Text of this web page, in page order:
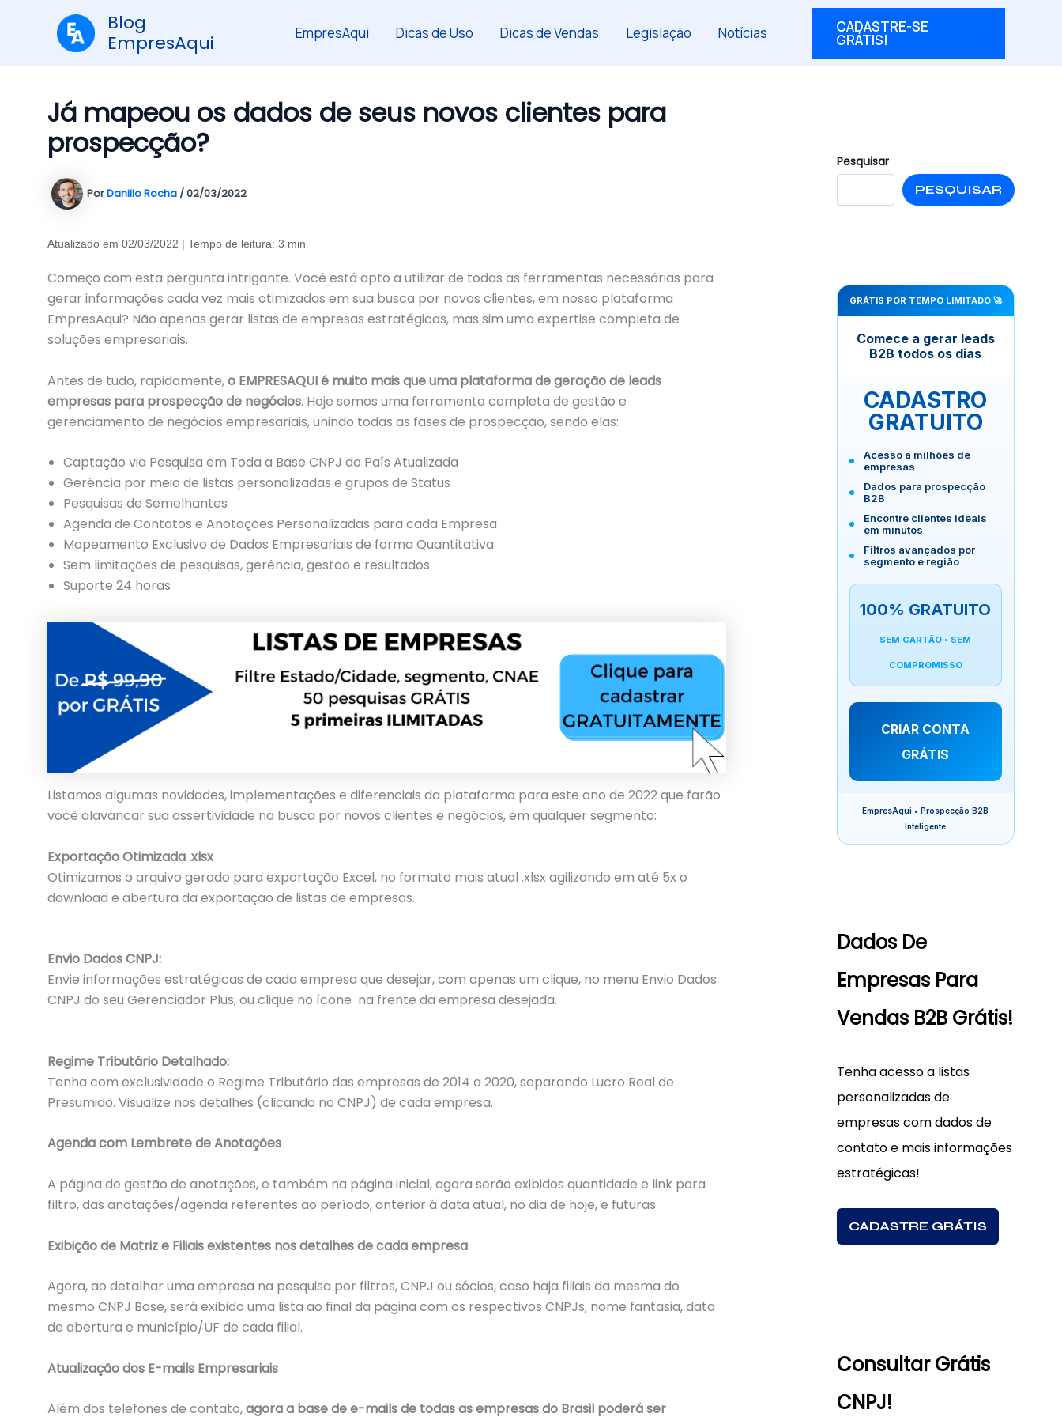
Blog
EmpresAqui
EmpresAqui Dicas de Uso Dicas de Vendas Legislação Notícias CADASTRE-SE
GRÁTIS!
Já mapeou os dados de seus novos clientes para
prospecção?
PorDanillo Rocha /02/03/2022
Atualizado em 02/03/2022 | Tempo de leitura: 3 min
Começo com esta pergunta intrigante. Você está apto a utilizar de todas as ferramentas necessárias para
gerar informações cada vez mais otimizadas em sua busca por novos clientes, em nosso plataforma
EmpresAqui? Não apenas gerar listas de empresas estratégicas, mas sim uma expertise completa de
soluções empresariais.
Antes de tudo, rapidamente,o EMPRESAQUI é muito mais que uma plataforma de geração de leads
empresas para prospecção de negócios. Hoje somos uma ferramenta completa de gestão e
gerenciamento de negócios empresariais, unindo todas as fases de prospecção, sendo elas:
Captação via Pesquisa em Toda a Base CNPJ do País Atualizada
Gerência por meio de listas personalizadas e grupos de Status
Pesquisas de Semelhantes
Agenda de Contatos e Anotações Personalizadas para cada Empresa
Mapeamento Exclusivo de Dados Empresariais de forma Quantitativa
Sem limitações de pesquisas, gerência, gestão e resultados
Suporte 24 horas
Listamos algumas novidades, implementações e diferenciais da plataforma para este ano de 2022 que farão
você alavancar sua assertividade na busca por novos clientes e negócios, em qualquer segmento:
Exportação Otimizada .xlsx
Otimizamos o arquivo gerado para exportação Excel, no formato mais atual .xlsx agilizando em até 5x o
download e abertura da exportação de listas de empresas.
Envio Dados CNPJ:
Envie informações estratégicas de cada empresa que desejar, com apenas um clique, no menu Envio Dados
CNPJ do seu Gerenciador Plus, ou clique no ícone na frente da empresa desejada.
Regime Tributário Detalhado:
Tenha com exclusividade o Regime Tributário das empresas de 2014 a 2020, separando Lucro Real de
Presumido. Visualize nos detalhes (clicando no CNPJ) de cada empresa.
Agenda com Lembrete de Anotações
A página de gestão de anotações, e também na página inicial, agora serão exibidos quantidade e link para
filtro, das anotações/agenda referentes ao período, anterior á data atual, no dia de hoje, e futuras.
Exibição de Matriz e Filiais existentes nos detalhes de cada empresa
Agora, ao detalhar uma empresa na pesquisa por filtros, CNPJ ou sócios, caso haja filiais da mesma do
mesmo CNPJ Base, será exibido uma lista ao final da página com os respectivos CNPJs, nome fantasia, data
de abertura e município/UF de cada filial.
Atualização dos E-mails Empresariais
Além dos telefones de contato,agora a base de e-mails de todas as empresas do Brasil poderá ser
Pesquisar
PESQUISAR
GRÁTIS POR TEMPO LIMITADO 🚀
Comece a gerar leads
B2B todos os dias
CADASTRO
GRATUITO
Acesso a milhões de
empresas
Dados para prospecção
B2B
Encontre clientes ideais
em minutos
Filtros avançados por
segmento e região
100% GRATUITO
SEM CARTÃO • SEM
COMPROMISSO
CRIAR CONTA
GRÁTIS
EmpresAqui • Prospecção B2B
Inteligente
Dados De
Empresas Para
Vendas B2B Grátis!
Tenha acesso a listas
personalizadas de
empresas com dados de
contato e mais informações
estratégicas!
CADASTRE GRÁTIS
Consultar Grátis
CNPJ!